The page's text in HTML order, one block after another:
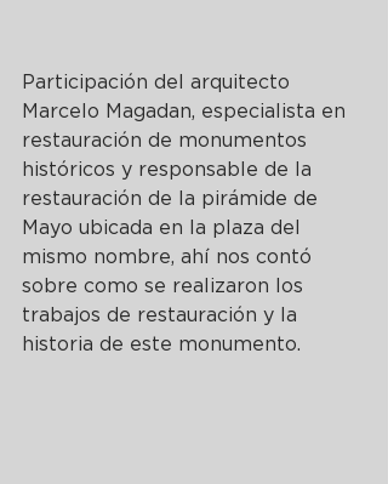
Participación del arquitecto
Marcelo Magadan, especialista en
restauración de monumentos
históricos y responsable de la
restauración de la pirámide de
Mayo ubicada en la plaza del
mismo nombre, ahí nos contó
sobre como se realizaron los
trabajos de restauración y la
historia de este monumento.